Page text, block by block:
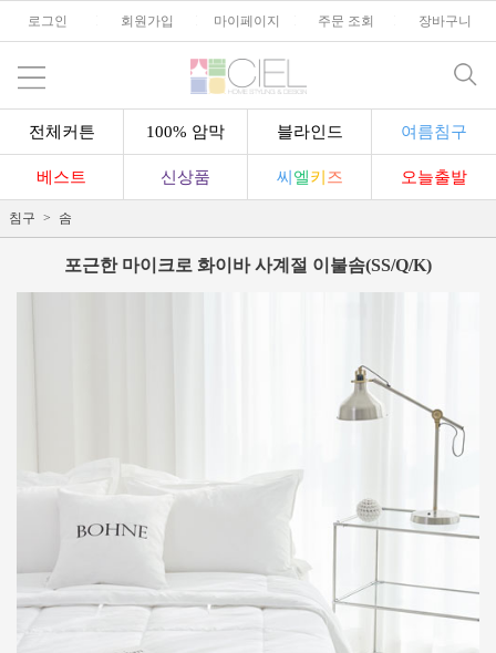
로그인 회원가입 마이페이지 주문 조회 장바구니
전체커튼 100% 암막 블라인드 여름침구
베스트 신상품 씨 엘키 즈 오늘출발
침구 솜
포근한 마이크로 화이바 사계절 이불솜(SS/Q/K)